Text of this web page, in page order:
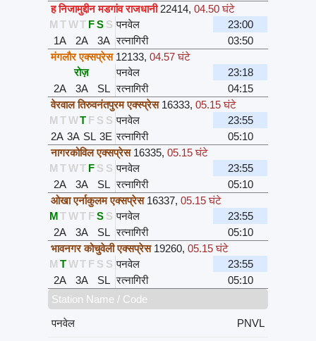
ह निजामुद्दीन मडगांव राजधानी 22414,04.50 घंटे
M TWT FS S पनवेल
23:00
1A
2A 3A रत्नागिरी
03:50
मंगलौर एक्सप्रेस 12133,04.57 घंटे
रोज़
पनवेल
23:18
2A
3A SL रत्नागिरी
04:15
वेरवाल तिरुवनंतपुरम एक्स्प्रेस 16333,05.15 घंटे
M TWT F S S पनवेल
23:55
2A 3A SL 3E रत्नागिरी
05:10
नागरकोविल एक्सप्रेस 16335,05.15 घंटे
M TWT F S S पनवेल
23:55
2A
3A SL रत्नागिरी
05:10
ओखा एर्नाकुलम एक्सप्रेस 16337,05.15 घंटे
MTWT FS S पनवेल
23:55
2A
3A SL रत्नागिरी
05:10
भावनगर कोचुवेली एक्सप्रेस 19260,05.15 घंटे
M TWT F S S पनवेल
23:55
2A
3A SL रत्नागिरी
05:10
Station Name / Code
पनवेल
PNVL